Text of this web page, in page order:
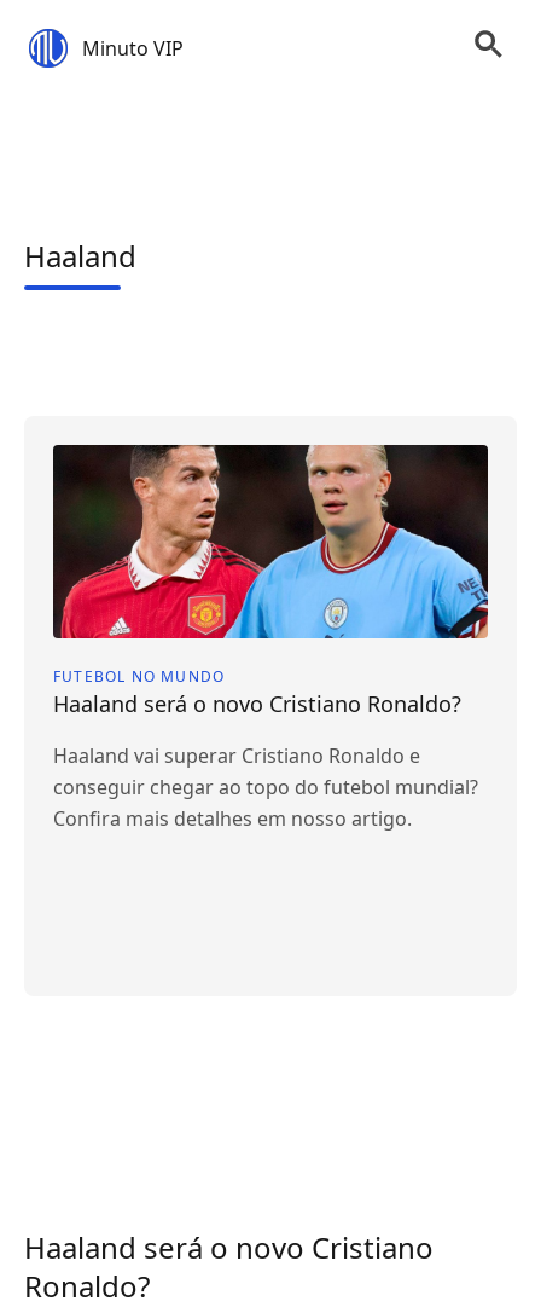
Minuto VIP
Haaland
FUTEBOL NO MUNDO
Haaland será o novo Cristiano Ronaldo?
Haaland vai superar Cristiano Ronaldo e
conseguir chegar ao topo do futebol mundial?
Confira mais detalhes em nosso artigo.
Haaland será o novo Cristiano
Ronaldo?